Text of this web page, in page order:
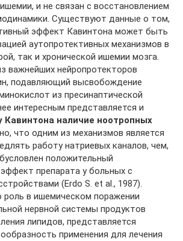
и не связан с восстановлением
Существуют данные о том,
эффект Кавинтона может быть
аутопротективных механизмов в
так и хронической ишемии мозга.
важнейших нейропротекторов
подавляющий высвобождение
из пресинаптической
интересным представляется и
Кавинтона наличие ноотропных
что одним из механизмов является
работу натриевых каналов, чем,
положительный
препарата у больных с
(Erdo S. et al., 1987).
в ишемическом поражении
нервной системы продуктов
липидов, представляется
применения для лечения